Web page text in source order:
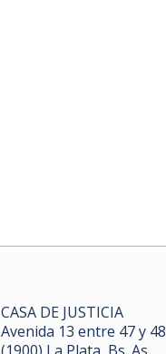
CASA DE JUSTICIA
Avenida 13 entre 47 y 48